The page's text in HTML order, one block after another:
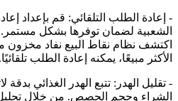
- إعادة الطلب التلقائي: قم بإعداد
الشعبية لضمان توفرها بشكل مستمر.
اكتشف نظام نقاط البيع نفاد مخزون
الأكثر مبيعًا، يمكنه إعادة الطلب تلقائيًا.
- تقليل الهدر: تتبع الهدر الغذائي
الشراء وحجم الحصص. من خلال تحليل